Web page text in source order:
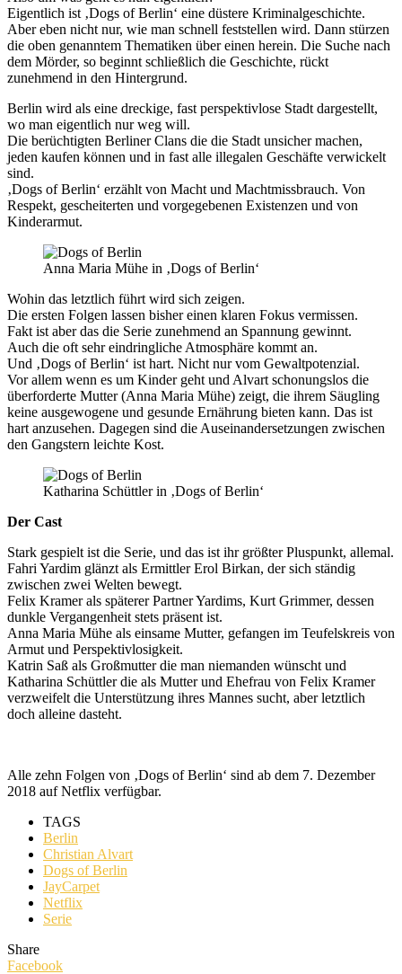
Eigentlich ist ‚Dogs of Berlin‘ eine düstere Kriminalgeschichte.
Aber eben nicht nur, wie man schnell feststellen wird. Dann stürzen
die oben genanntem Thematiken über einen herein. Die Suche nach
dem Mörder, so beginnt schließlich die Geschichte, rückt
zunehmend in den Hintergrund.
Berlin wird als eine dreckige, fast perspektivlose Stadt dargestellt,
wo man eigentlich nur weg will.
Die berüchtigten Berliner Clans die die Stadt unsicher machen,
jeden kaufen können und in fast alle illegalen Geschäfte verwickelt
sind.
‚Dogs of Berlin‘ erzählt von Macht und Machtmissbrauch. Von
Respekt, gescheiterten und vorgegebenen Existenzen und von
Kinderarmut.
Anna Maria Mühe in ‚Dogs of Berlin‘
Wohin das letztlich führt wird sich zeigen.
Die ersten Folgen lassen bisher einen klaren Fokus vermissen.
Fakt ist aber das die Serie zunehmend an Spannung gewinnt.
Auch die oft sehr eindringliche Atmosphäre kommt an.
Und ‚Dogs of Berlin‘ ist hart. Nicht nur vom Gewaltpotenzial.
Vor allem wenn es um Kinder geht und Alvart schonungslos die
überforderte Mutter (Anna Maria Mühe) zeigt, die ihrem Säugling
keine ausgewogene und gesunde Ernährung bieten kann. Das ist
hart anzusehen. Dagegen sind die Auseinandersetzungen zwischen
den Gangstern leichte Kost.
Katharina Schüttler in ‚Dogs of Berlin‘
Der Cast
Stark gespielt ist die Serie, und das ist ihr größter Pluspunkt, allemal.
Fahri Yardim glänzt als Ermittler Erol Birkan, der sich ständig
zwischen zwei Welten bewegt.
Felix Kramer als späterer Partner Yardims, Kurt Grimmer, dessen
dunkle Vergangenheit stets präsent ist.
Anna Maria Mühe als einsame Mutter, gefangen im Teufelskreis von
Armut und Perspektivlosigkeit.
Katrin Saß als Großmutter die man niemanden wünscht und
Katharina Schüttler die als Mutter und Ehefrau von Felix Kramer
verzweifelt die Unterstützung ihres Mannes sucht, aber letztlich
doch alleine dasteht.
Alle zehn Folgen von ‚Dogs of Berlin‘ sind ab dem 7. Dezember
2018 auf Netflix verfügbar.
TAGS
Berlin
Christian Alvart
Dogs of Berlin
JayCarpet
Netflix
Serie
Share
Facebook